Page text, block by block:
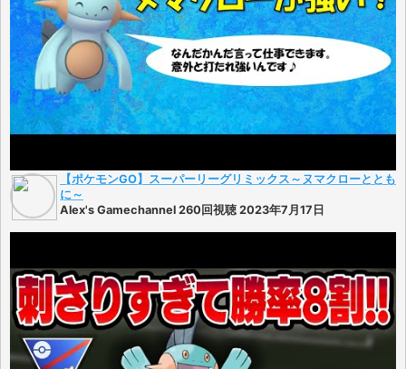
【ポケモンGO】スーパーリーグリミックス～ヌマクローととも
に～
Alex's Gamechannel 260回視聴 2023年7月17日